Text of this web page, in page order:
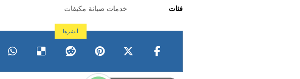
فئات
خدمات صيانة مكيفات